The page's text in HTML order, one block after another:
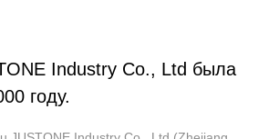
Industry Co., Ltd была
году.